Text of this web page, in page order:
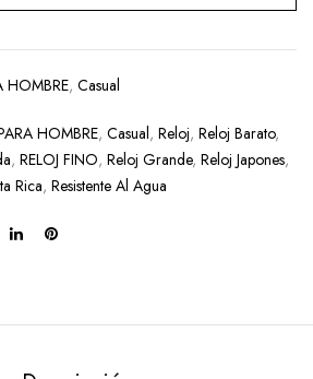
HOMBRE, Casual
HOMBRE, Casual, Reloj, Reloj Barato,
, RELOJ FINO, Reloj Grande, Reloj Japones,
Rica, Resistente Al Agua